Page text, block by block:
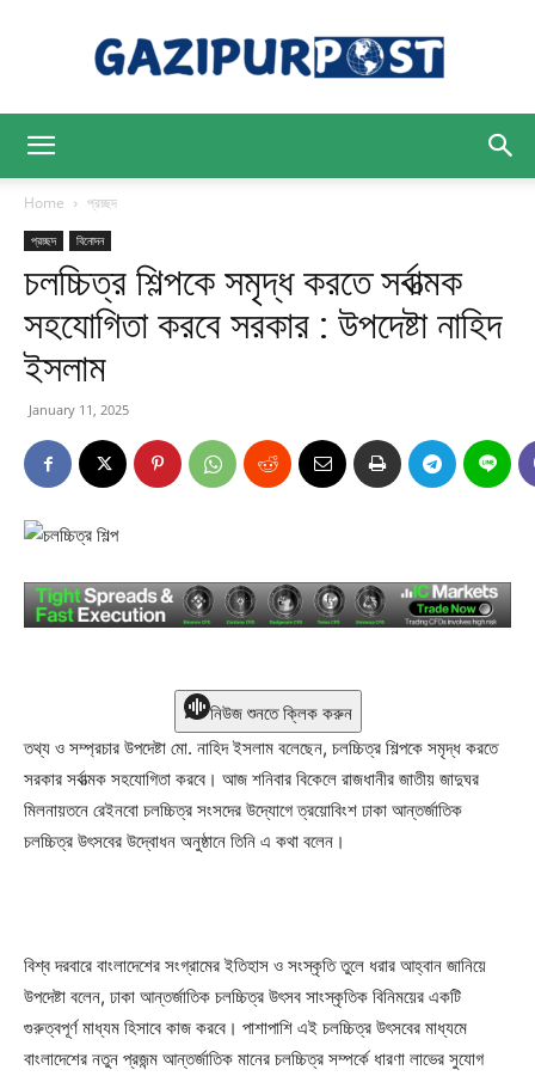
Post
Home প্রচ্ছদ
প্রচ্ছদ বিনোদন
চলচ্চিত্র শিল্পকে সমৃদ্ধ করতে সর্বাত্মক
সহযোগিতা করবে সরকার : উপদেষ্টা নাহিদ
ইসলাম
January 11, 2025
নিউজ শুনতে ক্লিক করুন
তথ্য ও সম্প্রচার উপদেষ্টা মো. নাহিদ ইসলাম বলেছেন, চলচ্চিত্র শিল্পকে সমৃদ্ধ করতে
সরকার সর্বাত্মক সহযোগিতা করবে। আজ শনিবার বিকেলে রাজধানীর জাতীয় জাদুঘর
মিলনায়তনে রেইনবো চলচ্চিত্র সংসদের উদ্যোগে ত্রয়োবিংশ ঢাকা আন্তর্জাতিক
চলচ্চিত্র উৎসবের উদ্বোধন অনুষ্ঠানে তিনি এ কথা বলেন।
বিশ্ব দরবারে বাংলাদেশের সংগ্রামের ইতিহাস ও সংস্কৃতি তুলে ধরার আহ্বান জানিয়ে
উপদেষ্টা বলেন, ঢাকা আন্তর্জাতিক চলচ্চিত্র উৎসব সাংস্কৃতিক বিনিময়ের একটি
গুরুত্বপূর্ণ মাধ্যম হিসাবে কাজ করবে। পাশাপাশি এই চলচ্চিত্র উৎসবের মাধ্যমে
বাংলাদেশের নতুন প্রজন্ম আন্তর্জাতিক মানের চলচ্চিত্র সম্পর্কে ধারণা লাভের সুযোগ